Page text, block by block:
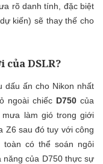
rõ danh tính, đặc biệt
kiến) sẽ thay thế cho
của DSLR?
dấu ấn cho Nikon nhất
ngoài chiếc D750 của
làm gió trong giới
Z6 sau đó tuy với công
toàn có thể soán ngôi
của D750 thực sự